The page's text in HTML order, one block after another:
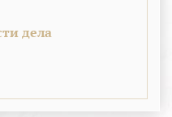
дела